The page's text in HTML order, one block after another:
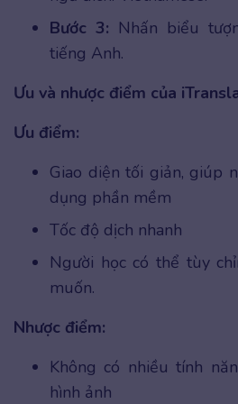
Bước 3: Nhấn biểu
tiếng Anh.
Ưu và nhược điểm của
Ưu điểm:
Giao diện tối giản, giúp
dụng phần mềm
Tốc độ dịch nhanh
Người học có thể tùy
muốn.
Nhược điểm:
Không có nhiều tính
hình ảnh